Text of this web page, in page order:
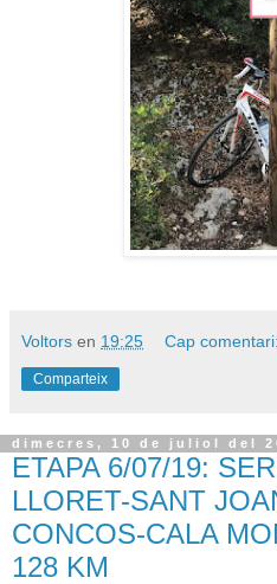
Voltors en 19:25 Cap comentari:
Comparteix
dimecres, 10 de juliol del
ETAPA 6/07/19:
LLORET-SANT
CONCOS-CALA
128 KM